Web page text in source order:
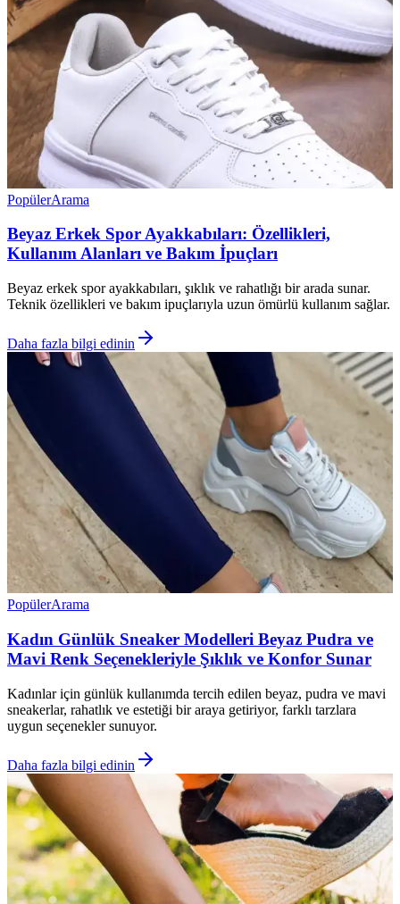
PopülerArama
Beyaz Erkek Spor Ayakkabıları: Özellikleri,
Kullanım Alanları ve Bakım İpuçları
Beyaz erkek spor ayakkabıları, şıklık ve rahatlığı bir arada sunar.
Teknik özellikleri ve bakım ipuçlarıyla uzun ömürlü kullanım sağlar.
Daha fazla bilgi edinin
PopülerArama
Kadın Günlük Sneaker Modelleri Beyaz Pudra ve
Mavi Renk Seçenekleriyle Şıklık ve Konfor Sunar
Kadınlar için günlük kullanımda tercih edilen beyaz, pudra ve mavi
sneakerlar, rahatlık ve estetiği bir araya getiriyor, farklı tarzlara
uygun seçenekler sunuyor.
Daha fazla bilgi edinin